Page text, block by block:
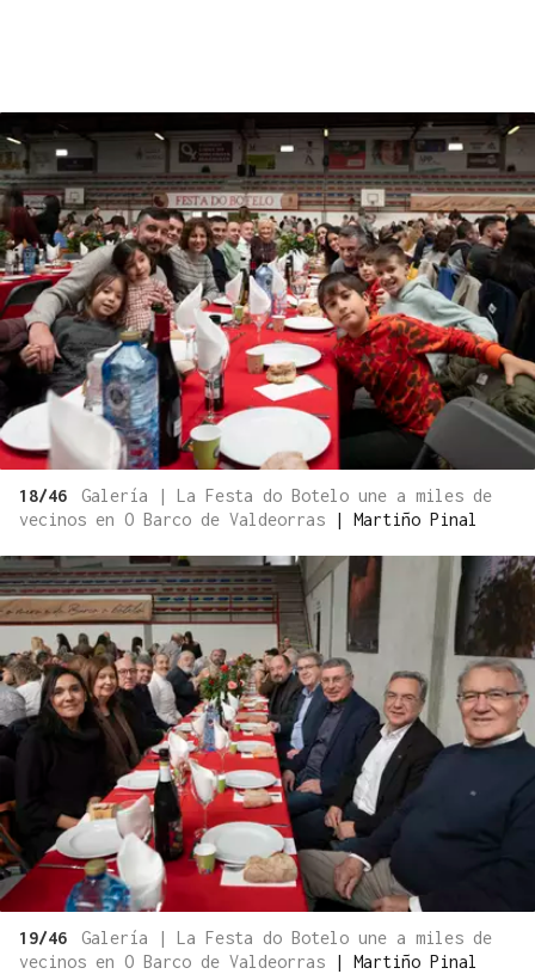
18/46
Galería | La Festa do Botelo une a miles de
vecinos en O Barco de Valdeorras
| Martiño Pinal
19/46
Galería | La Festa do Botelo une a miles de
vecinos en O Barco de Valdeorras
| Martiño Pinal